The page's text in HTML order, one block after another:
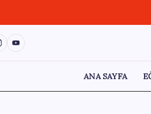
www.instagram.com/
https://youtube.com/
ANA SAYFA